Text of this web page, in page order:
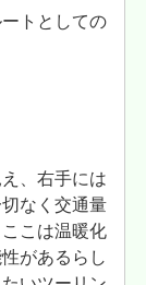
トとしての
、右手には
なく交通量
こは温暖化
があるらし